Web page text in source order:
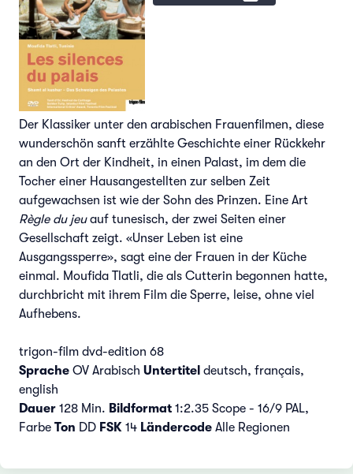
Der Klassiker unter den arabischen Frauenfilmen, diese
wunderschön sanft erzählte Geschichte einer Rückkehr
an den Ort der Kindheit, in einen Palast, im dem die
Tocher einer Hausangestellten zur selben Zeit
aufgewachsen ist wie der Sohn des Prinzen. Eine Art
Règle du jeuauf tunesisch, der zwei Seiten einer
Gesellschaft zeigt. «Unser Leben ist eine
Ausgangssperre», sagt eine der Frauen in der Küche
einmal. Moufida Tlatli, die als Cutterin begonnen hatte,
durchbricht mit ihrem Film die Sperre, leise, ohne viel
Aufhebens.
trigon-film dvd-edition 68
Sprache OV Arabisch Untertitel deutsch, français,
english
Dauer 128 Min. Bildformat 1:2.35 Scope - 16/9 PAL,
Farbe Ton DD FSK 14 Ländercode Alle Regionen